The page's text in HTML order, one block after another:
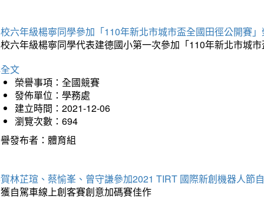
六年級楊寧同學參加「110年新北市城市盃全國田徑公開賽
六年級楊寧同學代表建德國小第一次參加「110年新北市城
文
榮譽事項：全國競賽
發佈單位：學務處
建立時間：2021-12-06
瀏覽次數：694
發布者：體育組
林芷瑄、蔡愉峯、曾守謙參加2021 TIRT 國際新創機器人節
自駕車線上創客賽創意加碼賽佳作